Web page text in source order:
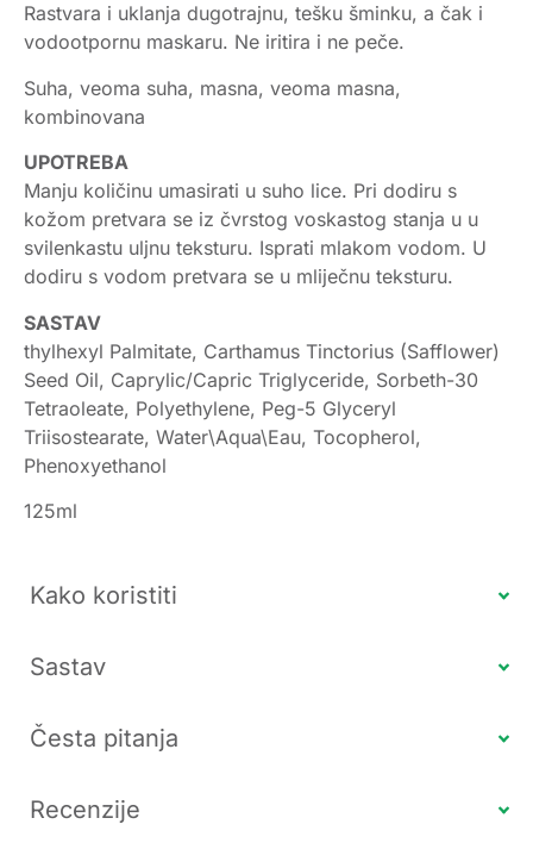
Rastvara i uklanja dugotrajnu, tešku šminku, a čak i
vodootpornu maskaru. Ne iritira i ne peče.
Suha, veoma suha, masna, veoma masna,
kombinovana
UPOTREBA
Manju količinu umasirati u suho lice. Pri dodiru s
kožom pretvara se iz čvrstog voskastog stanja u u
svilenkastu uljnu teksturu. Isprati mlakom vodom. U
dodiru s vodom pretvara se u mliječnu teksturu.
SASTAV
thylhexyl Palmitate, Carthamus Tinctorius (Safflower)
Seed Oil, Caprylic/Capric Triglyceride, Sorbeth-30
Tetraoleate, Polyethylene, Peg-5 Glyceryl
Triisostearate, Water\Aqua\Eau, Tocopherol,
Phenoxyethanol
125ml
Kako koristiti
Sastav
Česta pitanja
Recenzije